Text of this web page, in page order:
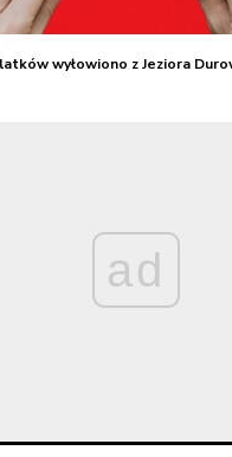
wyłowiono z Jeziora
ad